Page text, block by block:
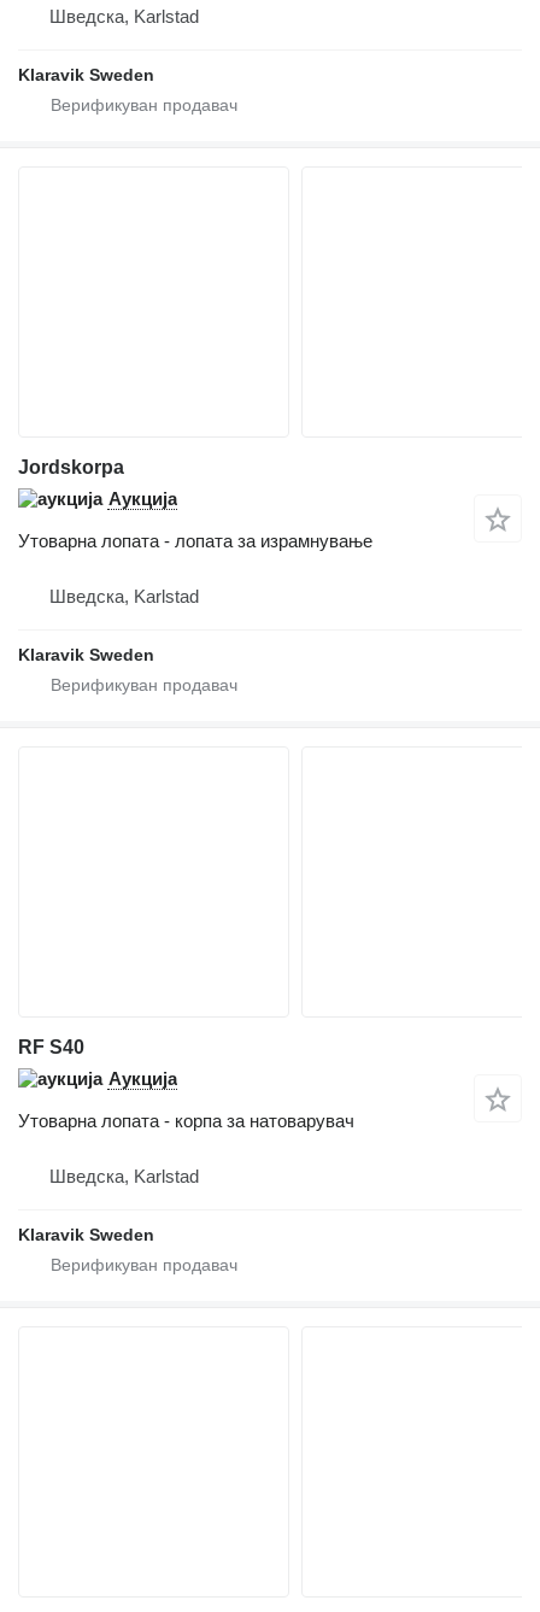
Шведска, Karlstad
Klaravik Sweden
Jordskorpa
Аукција
Утоварна лопата - лопата за израмнување
Шведска, Karlstad
Klaravik Sweden
RF S40
Аукција
Утоварна лопата - корпа за натоварувач
Шведска, Karlstad
Klaravik Sweden